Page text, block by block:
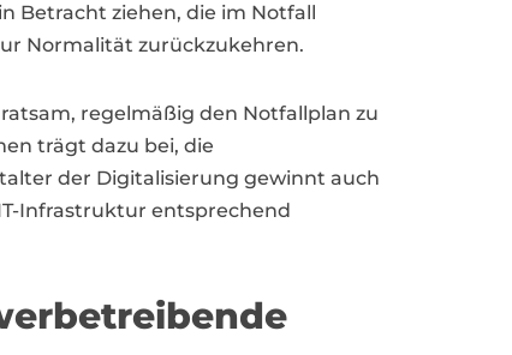
Betracht ziehen, die im Notfall
Normalität zurückzukehren.
regelmäßig den Notfallplan zu
trägt dazu bei, die
der Digitalisierung gewinnt auch
Infrastruktur entsprechend